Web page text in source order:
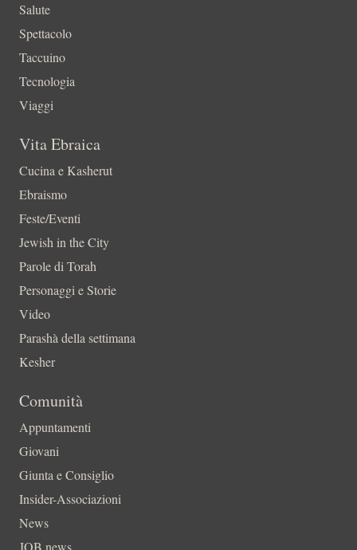
Salute
Spettacolo
Taccuino
Tecnologia
Viaggi
Vita Ebraica
Cucina e Kasherut
Ebraismo
Feste/Eventi
Jewish in the City
Parole di Torah
Personaggi e Storie
Video
Parashà della settimana
Kesher
Comunità
Appuntamenti
Giovani
Giunta e Consiglio
Insider-Associazioni
News